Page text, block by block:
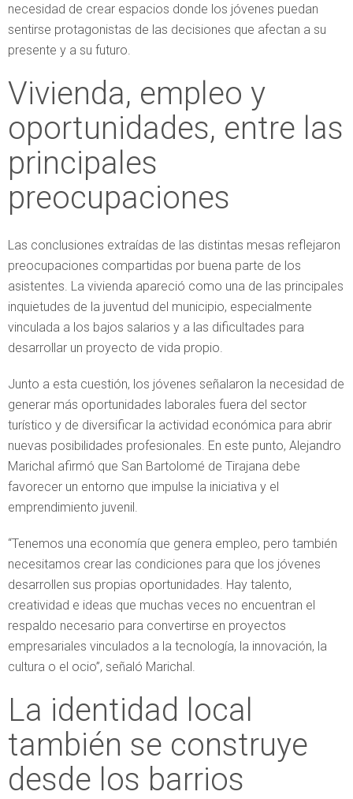
necesidad de crear espacios donde los jóvenes puedan
sentirse protagonistas de las decisiones que afectan a su
presente y a su futuro.
Vivienda, empleo y
oportunidades, entre las
principales
preocupaciones
Las conclusiones extraídas de las distintas mesas reflejaron
preocupaciones compartidas por buena parte de los
asistentes. La vivienda apareció como una de las principales
inquietudes de la juventud del municipio, especialmente
vinculada a los bajos salarios y a las dificultades para
desarrollar un proyecto de vida propio.
Junto a esta cuestión, los jóvenes señalaron la necesidad de
generar más oportunidades laborales fuera del sector
turístico y de diversificar la actividad económica para abrir
nuevas posibilidades profesionales. En este punto, Alejandro
Marichal afirmó que San Bartolomé de Tirajana debe
favorecer un entorno que impulse la iniciativa y el
emprendimiento juvenil.
“Tenemos una economía que genera empleo, pero también
necesitamos crear las condiciones para que los jóvenes
desarrollen sus propias oportunidades. Hay talento,
creatividad e ideas que muchas veces no encuentran el
respaldo necesario para convertirse en proyectos
empresariales vinculados a la tecnología, la innovación, la
cultura o el ocio”, señaló Marichal.
La identidad local
también se construye
desde los barrios